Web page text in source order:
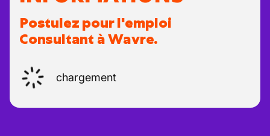
Postulez pour l'emploi
Consultant à Wavre.
chargement